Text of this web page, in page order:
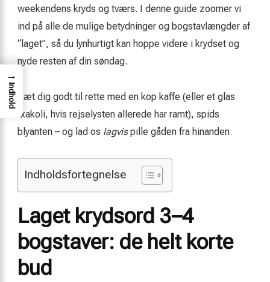
weekendens kryds og tværs. I denne guide zoomer vi
ind på alle de mulige betydninger og bogstavlængder af
“laget”, så du lynhurtigt kan hoppe videre i krydset og
nyde resten af din søndag.
Sæt dig godt til rette med en kop kaffe (eller et glas
txakoli, hvis rejselysten allerede har ramt), spids
blyanten – og lad os lagvispille gåden fra hinanden.
Indholdsfortegnelse
Laget krydsord 3–4
bogstaver: de helt korte
bud
→
Indhold